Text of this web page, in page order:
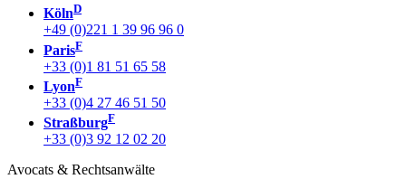
KölnD
+49 (0)221 1 39 96 96 0
ParisF
+33 (0)1 81 51 65 58
LyonF
+33 (0)4 27 46 51 50
StraßburgF
+33 (0)3 92 12 02 20
Avocats & Rechtsanwälte